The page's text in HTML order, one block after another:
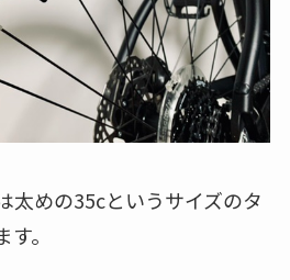
太めの35cというサイズのタ
。